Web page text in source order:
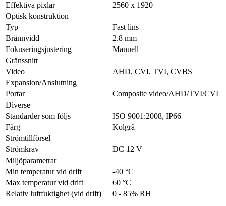
Effektiva pixlar
2560 x 1920
Optisk konstruktion
Typ
Fast lins
Brännvidd
2.8 mm
Fokuseringsjustering
Manuell
Gränssnitt
Video
AHD, CVI, TVI, CVBS
Expansion/Anslutning
Portar
Composite video/AHD/TVI/CVI
Diverse
Standarder som följs
ISO 9001:2008, IP66
Färg
Kolgrå
Strömtillförsel
Strömkrav
DC 12 V
Miljöparametrar
Min temperatur vid drift
-40 °C
Max temperatur vid drift
60 °C
Relativ luftfuktighet (vid drift)
0 - 85% RH